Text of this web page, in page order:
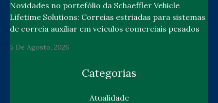
Novidades no portefólio da Schaeffler Vehicle
Lifetime Solutions: Correias estriadas para sistemas
de correia auxiliar em veículos comerciais pesados
5 De Agosto, 2026
Categorias
Atualidade